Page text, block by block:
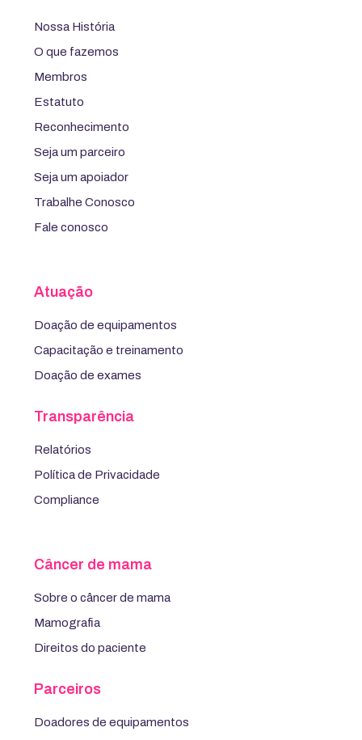
Nossa História
O que fazemos
Membros
Estatuto
Reconhecimento
Seja um parceiro
Seja um apoiador
Trabalhe Conosco
Fale conosco
Atuação
Doação de equipamentos
Capacitação e treinamento
Doação de exames
Transparência
Relatórios
Política de Privacidade
Compliance
Câncer de mama
Sobre o câncer de mama
Mamografia
Direitos do paciente
Parceiros
Doadores de equipamentos